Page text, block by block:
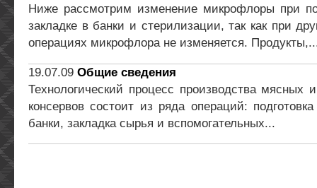
Ниже рассмотрим изменение микрофлоры при
закладке в банки и стерилизации, так как при
операциях микрофлора не изменяется.
19.07.09 Общие сведения
Технологический процесс производства мясных
консервов состоит из ряда операций:
банки, закладка сырья и вспомогательных...